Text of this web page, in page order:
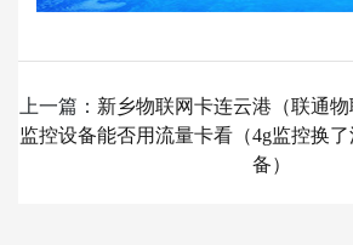
上一篇： 新乡物联网卡连云港（联通物
监控设备能否用流量卡看（4g监控换
备）